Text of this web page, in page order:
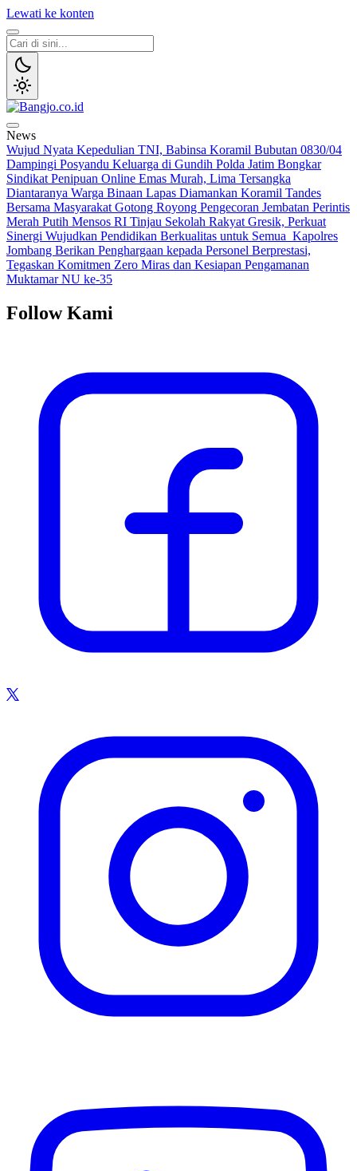
Lewati ke konten
Bangjo.co.id
Berani, Tegas, Terpercaya
News
Wujud Nyata Kepedulian TNI, Babinsa Koramil Bubutan 0830/04
Dampingi Posyandu Keluarga di Gundih Polda Jatim Bongkar
Sindikat Penipuan Online Emas Murah, Lima Tersangka
Diantaranya Warga Binaan Lapas Diamankan Koramil Tandes
Bersama Masyarakat Gotong Royong Pengecoran Jembatan Perintis
Merah Putih Mensos RI Tinjau Sekolah Rakyat Gresik, Perkuat
Sinergi Wujudkan Pendidikan Berkualitas untuk Semua Kapolres
Jombang Berikan Penghargaan kepada Personel Berprestasi,
Tegaskan Komitmen Zero Miras dan Kesiapan Pengamanan
Muktamar NU ke-35
Follow Kami